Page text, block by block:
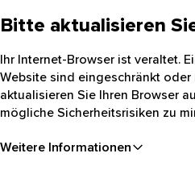
Bitte aktualisieren
Ihr Internet-Browser ist veraltet.
Website sind eingeschränkt oder
aktualisieren Sie Ihren Browser
mögliche Sicherheitsrisiken zu
Weitere Informationen